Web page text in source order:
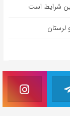
شرایط است